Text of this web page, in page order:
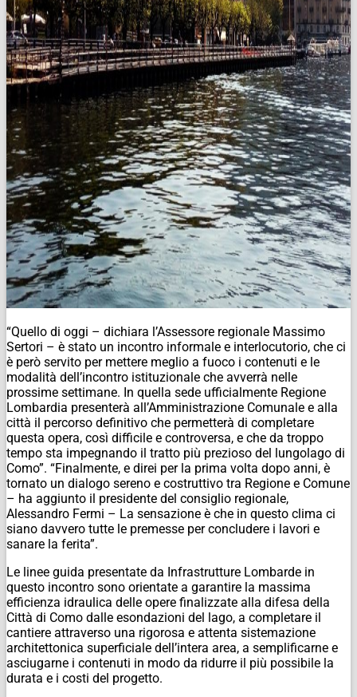
“Quello di oggi – dichiara l’Assessore regionale Massimo
Sertori – è stato un incontro informale e interlocutorio, che ci
è però servito per mettere meglio a fuoco i contenuti e le
modalità dell’incontro istituzionale che avverrà nelle
prossime settimane. In quella sede ufficialmente Regione
Lombardia presenterà all’Amministrazione Comunale e alla
città il percorso definitivo che permetterà di completare
questa opera, così difficile e controversa, e che da troppo
tempo sta impegnando il tratto più prezioso del lungolago di
Como”. “Finalmente, e direi per la prima volta dopo anni, è
tornato un dialogo sereno e costruttivo tra Regione e Comune
– ha aggiunto il presidente del consiglio regionale,
Alessandro Fermi – La sensazione è che in questo clima ci
siano davvero tutte le premesse per concludere i lavori e
sanare la ferita”.
Le linee guida presentate da Infrastrutture Lombarde in
questo incontro sono orientate a garantire la massima
efficienza idraulica delle opere finalizzate alla difesa della
Città di Como dalle esondazioni del lago, a completare il
cantiere attraverso una rigorosa e attenta sistemazione
architettonica superficiale dell’intera area, a semplificarne e
asciugarne i contenuti in modo da ridurre il più possibile la
durata e i costi del progetto.